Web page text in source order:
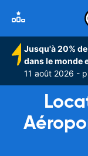
Jusqu'à 20%
dans le monde
11 août 2026 -